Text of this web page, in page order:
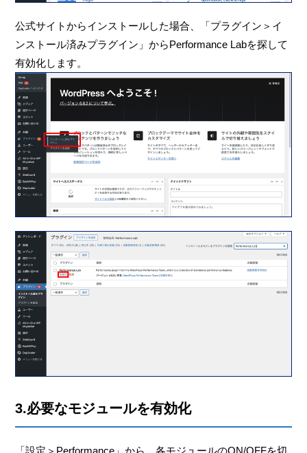
公式サイトからインストールした場合、「プラグイン＞イ
ンストール済みプラグイン」からPerformance Labを探して
有効化します。
3.必要なモジュールを有効化
「設定＞Performance」から、各モジュールのON/OFFを切